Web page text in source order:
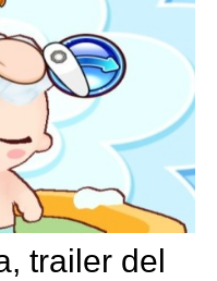
trailer del